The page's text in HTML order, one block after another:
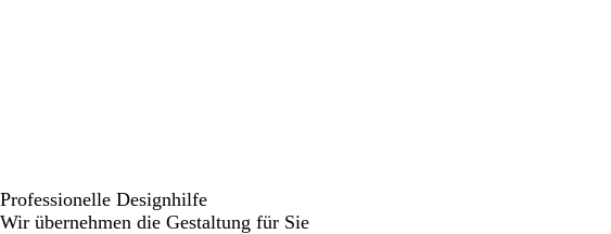
Professionelle Designhilfe
Wir übernehmen die Gestaltung für Sie